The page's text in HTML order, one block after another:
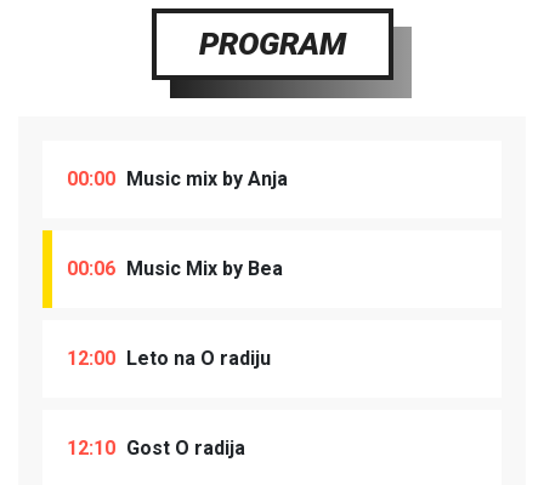
PROGRAM
00:00 Music mix by Anja
00:06 Music Mix by Bea
12:00 Leto na O radiju
12:10 Gost O radija